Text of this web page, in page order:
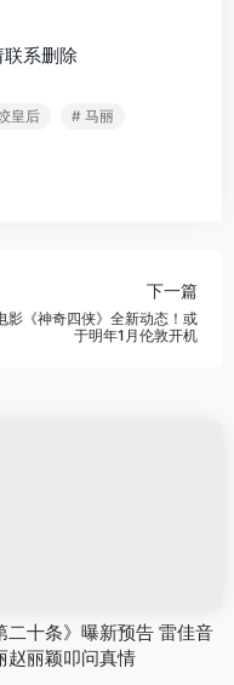
系删除
皇后 # 马丽
下一篇
影《神奇四侠》全新动态！或
于明年1月伦敦开机
二十条》曝新预告 雷佳音
赵丽颖叩问真情